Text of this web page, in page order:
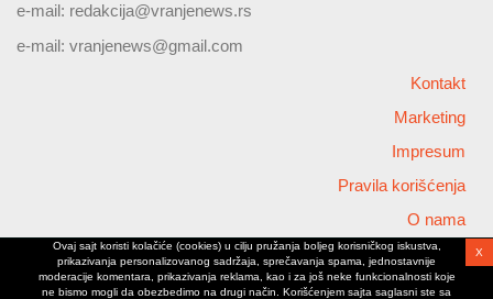
e-mail: redakcija@vranjenews.rs
e-mail: vranjenews@gmail.com
Kontakt
Marketing
Impresum
Pravila korišćenja
O nama
Copyright © 2026 Vranjenews
All rights reserved
www.vranjenews.rs
Ovaj sajt koristi kolačiće (cookies) u cilju pružanja boljeg korisničkog iskustva,
prikazivanja personalizovanog sadržaja, sprečavanja spama, jednostavnije
moderacije komentara, prikazivanja reklama, kao i za još neke funkcionalnosti koje
ne bismo mogli da obezbedimo na drugi način. Korišćenjem sajta saglasni ste sa
X